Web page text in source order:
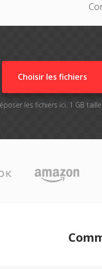
Choisir les fichiers
les fichiers ici. 1 GB